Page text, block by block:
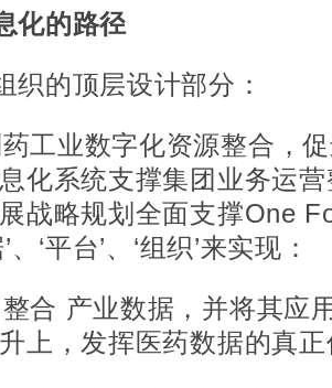
化的路径
织的顶层设计部分：
工业数字化资源整合，
化系统支撑集团业务运
战略规划全面支撑One
、‘平台’、‘组织’来实现：
合 产业数据，并将其应
上，发挥医药数据的真